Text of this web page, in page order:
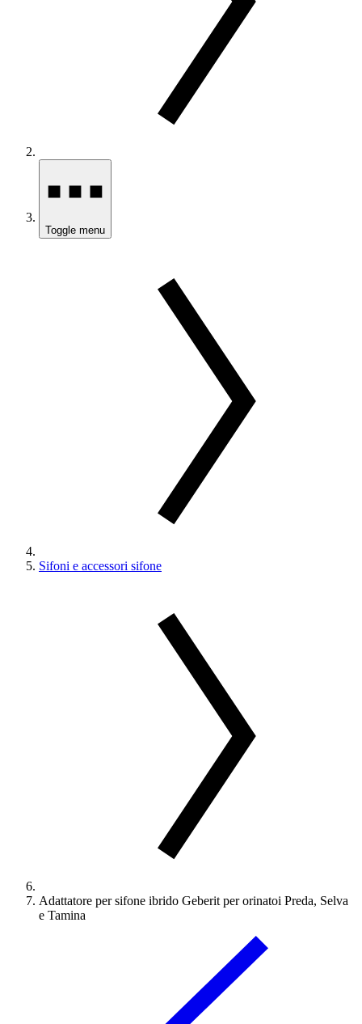
Toggle menu
Sifoni e accessori sifone
Adattatore per sifone ibrido Geberit per orinatoi Preda, Selva
e Tamina